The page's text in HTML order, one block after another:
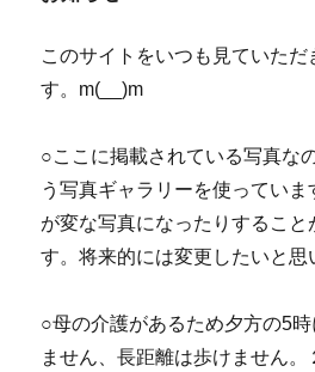
このサイトをいつも見ていただ
す。m(__)m
○ここに掲載されている写真な
う写真ギャラリーを使っていま
が変な写真になったりすること
す。将来的には変更したいと思
○母の介護があるため夕方の5
ません、長距離は歩けません